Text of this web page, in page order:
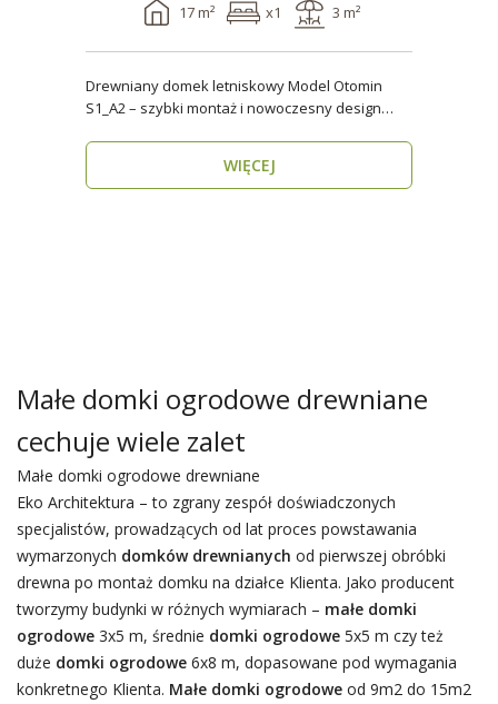
17 m² x1 3 m²
Drewniany domek letniskowy Model Otomin
S1_A2 – szybki montaż i nowoczesny design
WIĘCEJ
Małe domki ogrodowe drewniane
cechuje wiele zalet
Małe domki ogrodowe drewniane
Eko Architektura – to zgrany zespół doświadczonych
specjalistów, prowadzących od lat proces powstawania
wymarzonych domków drewnianych od pierwszej obróbki
drewna po montaż domku na działce Klienta. Jako producent
tworzymy budynki w różnych wymiarach – małe domki
ogrodowe3x5 m, średnie domki ogrodowe5x5 m czy też
duże domki ogrodowe6x8 m, dopasowane pod wymagania
konkretnego Klienta. Małe domki ogrodoweod 9m2 do 15m2